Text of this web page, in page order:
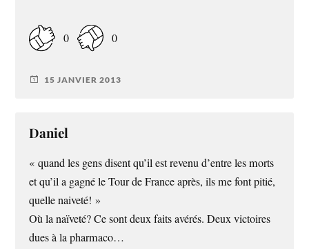
0 0
15 JANVIER 2013
Daniel
« quand les gens disent qu’il est revenu d’entre les morts
et qu’il a gagné le Tour de France après, ils me font pitié,
quelle naiveté! »
Où la naïveté? Ce sont deux faits avérés. Deux victoires
dues à la pharmaco…